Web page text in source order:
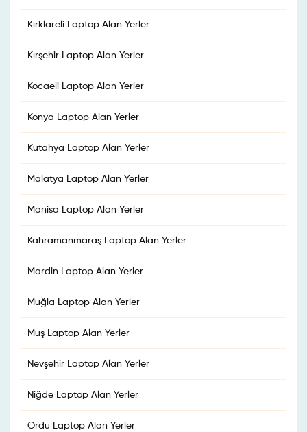
Kırklareli Laptop Alan Yerler
Kırşehir Laptop Alan Yerler
Kocaeli Laptop Alan Yerler
Konya Laptop Alan Yerler
Kütahya Laptop Alan Yerler
Malatya Laptop Alan Yerler
Manisa Laptop Alan Yerler
Kahramanmaraş Laptop Alan Yerler
Mardin Laptop Alan Yerler
Muğla Laptop Alan Yerler
Muş Laptop Alan Yerler
Nevşehir Laptop Alan Yerler
Niğde Laptop Alan Yerler
Ordu Laptop Alan Yerler